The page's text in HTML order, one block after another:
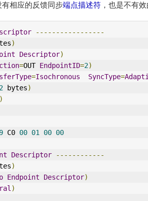
相应的反馈同步端点描述符，也是不有
-----------------
)
Descriptor)
=OUT EndpointID=2)
=Isochronous SyncType=
bytes)
)
C0 00 01 00 00
Descriptor
------------
)
Endpoint Descriptor)
)